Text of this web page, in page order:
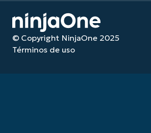
© Copyright NinjaOne 2025
Términos de uso